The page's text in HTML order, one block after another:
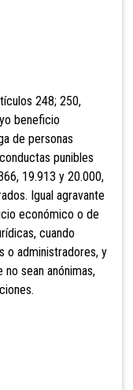
248; 250,
beneficio
de personas
punibles
19.913 y 20.000,
Igual agravante
económico o de
cuando
o administradores, y
sean anónimas,